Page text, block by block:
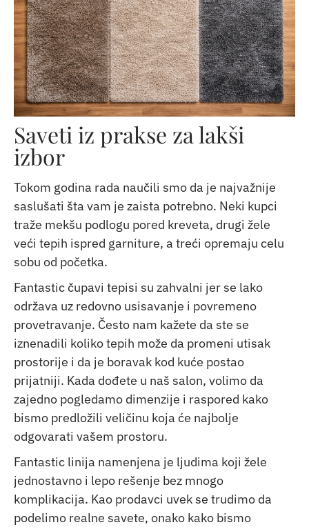
Saveti iz prakse za lakši
izbor
Tokom godina rada naučili smo da je najvažnije
saslušati šta vam je zaista potrebno. Neki kupci
traže mekšu podlogu pored kreveta, drugi žele
veći tepih ispred garniture, a treći opremaju celu
sobu od početka.
Fantastic čupavi tepisi su zahvalni jer se lako
održava uz redovno usisavanje i povremeno
provetravanje. Često nam kažete da ste se
iznenadili koliko tepih može da promeni utisak
prostorije i da je boravak kod kuće postao
prijatniji. Kada dođete u naš salon, volimo da
zajedno pogledamo dimenzije i raspored kako
bismo predložili veličinu koja će najbolje
odgovarati vašem prostoru.
Fantastic linija namenjena je ljudima koji žele
jednostavno i lepo rešenje bez mnogo
komplikacija. Kao prodavci uvek se trudimo da
podelimo realne savete, onako kako bismo